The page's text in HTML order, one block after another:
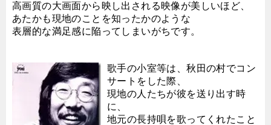
高画質の大画面から映し出される映像が美しいほど、
あたかも現地のことを知ったかのような
表層的な満足感に陥ってしまいがちです。
歌手の小室等は、秋田の村でコン
サートをした際、
現地の人たちが彼を送り出す時
に、
地元の長持唄を歌ってくれたこと